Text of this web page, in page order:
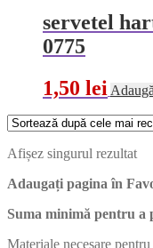
servetel
0775
1,50 lei
Afișez singurul rezultat
Adaugați pagina în
Suma minimă pentru a
Materiale necesare